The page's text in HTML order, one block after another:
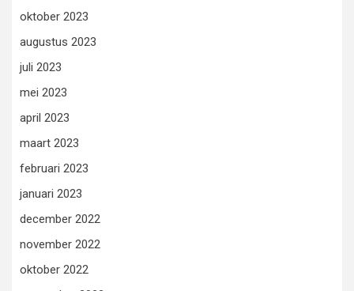
oktober 2023
augustus 2023
juli 2023
mei 2023
april 2023
maart 2023
februari 2023
januari 2023
december 2022
november 2022
oktober 2022